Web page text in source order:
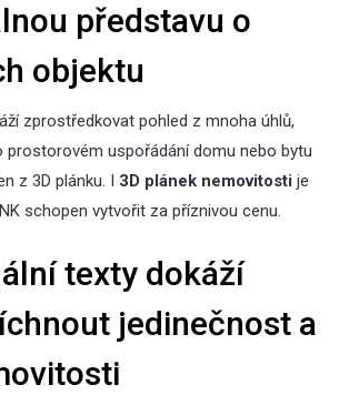
představu o
objektu
zprostředkovat pohled z mnoha úhlů,
prostorovém uspořádání domu nebo bytu
z 3D plánku. I 3D plánek nemovitosti je
schopen vytvořit za příznivou cenu.
texty dokáží
jedinečnost a